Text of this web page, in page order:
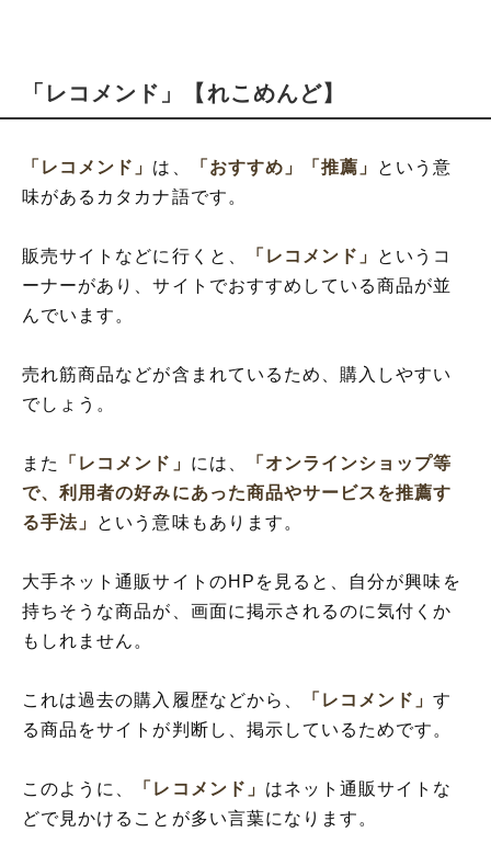
「レコメンド」【れこめんど】
「レコメンド」 は、 「おすすめ」 「推薦」
という意
味があるカタカナ語です。
販売サイトなどに行くと、 「レコメンド」
というコ
ーナーがあり、サイトでおすすめしている商品が並
んでいます。
売れ筋商品などが含まれているため、購入しやすい
でしょう。
また 「レコメンド」 には、
「オンラインショップ等
で、利用者の好みにあった商品やサービスを推薦す
る手法」
という意味もあります。
大手ネット通販サイトのHPを見ると、自分が興味を
持ちそうな商品が、画面に掲示されるのに気付くか
もしれません。
これは過去の購入履歴などから、 「レコメンド」す
る商品をサイトが判断し、掲示しているためです。
このように、 「レコメンド」 はネット通販サイトな
どで見かけることが多い言葉になります。